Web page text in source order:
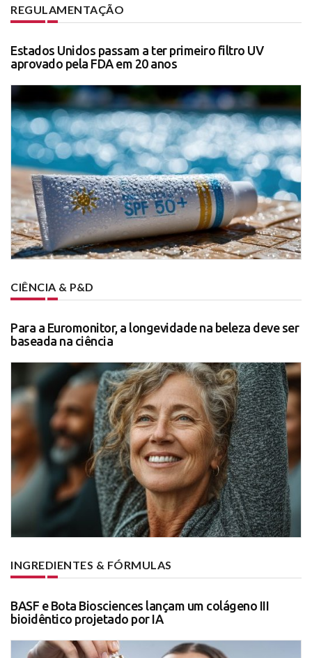
REGULAMENTAÇÃO
Estados Unidos passam a ter primeiro filtro UV
aprovado pela FDA em 20 anos
CIÊNCIA & P&D
Para a Euromonitor, a longevidade na beleza deve ser
baseada na ciência
INGREDIENTES & FÓRMULAS
BASF e Bota Biosciences lançam um colágeno III
bioidêntico projetado por IA